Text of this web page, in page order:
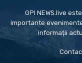
GPI NEWS.live
importante
informații